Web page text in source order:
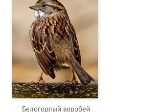
Белогорлый воробей